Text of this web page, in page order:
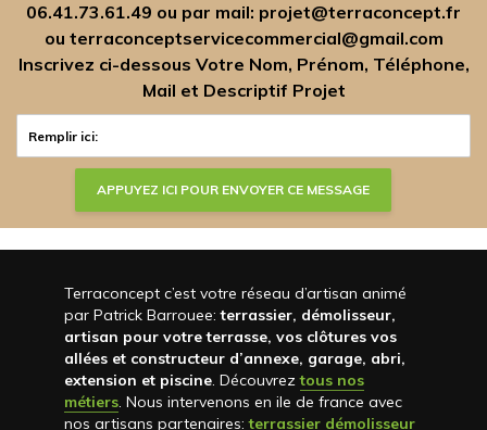
06.41.73.61.49 ou par mail: projet@terraconcept.fr
ou terraconceptservicecommercial@gmail.com
Inscrivez ci-dessous Votre Nom, Prénom, Téléphone,
Mail et Descriptif Projet
Terraconcept c’est votre réseau d’artisan animé
par Patrick Barrouee:terrassier, démolisseur,
artisan pour votre terrasse, vos clôtures vos
allées et constructeur d’annexe, garage, abri,
extension et piscine. Découvreztous nos
métiers. Nous intervenons en ile de france avec
nos artisans partenaires:terrassier démolisseur